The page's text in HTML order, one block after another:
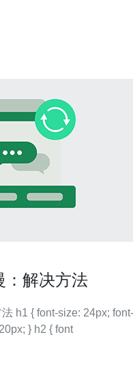
是阿里云香港c是cn2吗？
：解决方法
weight: bold; margin-bottom: 20px; } h2 { font